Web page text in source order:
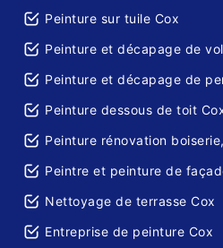
Peinture sur tuile Cox
Peinture et décapage de
Peinture et décapage de
Peinture dessous de toit
Peinture rénovation
Peintre et peinture de
Nettoyage de terrasse Cox
Entreprise de peinture Cox